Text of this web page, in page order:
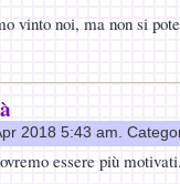
vinto noi, ma non si
2018 5:43 am.
essere più